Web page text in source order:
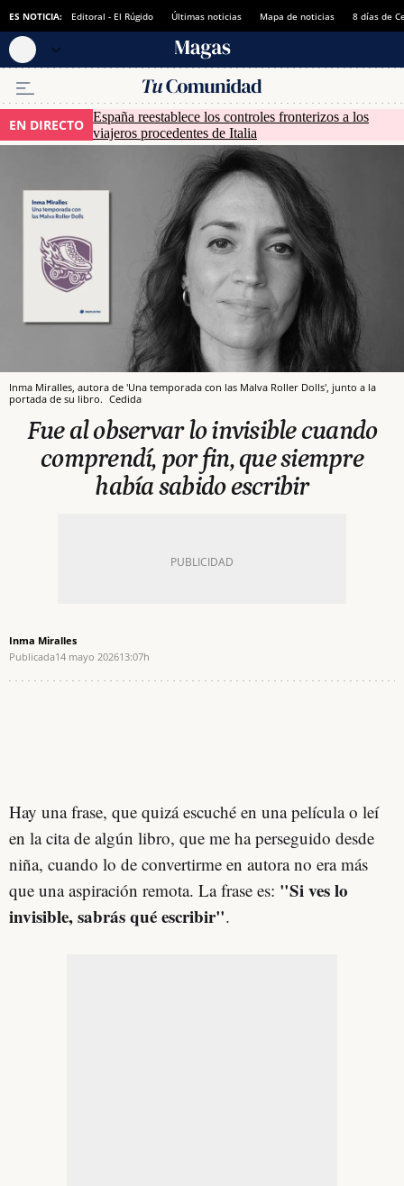
ES NOTICIA: Editoral - El Rúgido Últimas noticias Mapa de noticias 8 días de
EN DIRECTO España reestablece los controles fronterizos a los
viajeros procedentes de Italia
Inma Miralles, autora de 'Una temporada con las Malva Roller Dolls', junto a la
portada de su libro. Cedida
Fue al observar lo invisible cuando
comprendí, por fin, que siempre
había sabido escribir
Inma Miralles
Publicada14 mayo 202613:07h
Hay una frase, que quizá escuché en una película o leí
en la cita de algún libro, que me ha perseguido desde
niña, cuando lo de convertirme en autora no era más
que una aspiración remota. La frase es: "Si ves lo
invisible, sabrás qué escribir".